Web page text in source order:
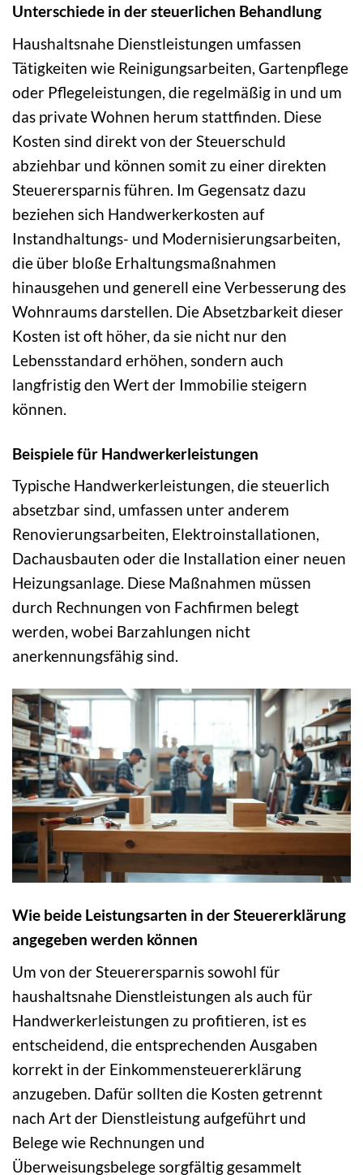
Unterschiede in der steuerlichen Behandlung
Haushaltsnahe Dienstleistungen umfassen
Tätigkeiten wie Reinigungsarbeiten, Gartenpflege
oder Pflegeleistungen, die regelmäßig in und um
das private Wohnen herum stattfinden. Diese
Kosten sind direkt von der Steuerschuld
abziehbar und können somit zu einer direkten
Steuerersparnis führen. Im Gegensatz dazu
beziehen sich Handwerkerkosten auf
Instandhaltungs- und Modernisierungsarbeiten,
die über bloße Erhaltungsmaßnahmen
hinausgehen und generell eine Verbesserung des
Wohnraums darstellen. Die Absetzbarkeit dieser
Kosten ist oft höher, da sie nicht nur den
Lebensstandard erhöhen, sondern auch
langfristig den Wert der Immobilie steigern
können.
Beispiele für Handwerkerleistungen
Typische Handwerkerleistungen, die steuerlich
absetzbar sind, umfassen unter anderem
Renovierungsarbeiten, Elektroinstallationen,
Dachausbauten oder die Installation einer neuen
Heizungsanlage. Diese Maßnahmen müssen
durch Rechnungen von Fachfirmen belegt
werden, wobei Barzahlungen nicht
anerkennungsfähig sind.
Wie beide Leistungsarten in der Steuererklärung
angegeben werden können
Um von der Steuerersparnis sowohl für
haushaltsnahe Dienstleistungen als auch für
Handwerkerleistungen zu profitieren, ist es
entscheidend, die entsprechenden Ausgaben
korrekt in der Einkommensteuererklärung
anzugeben. Dafür sollten die Kosten getrennt
nach Art der Dienstleistung aufgeführt und
Belege wie Rechnungen und
Überweisungsbelege sorgfältig gesammelt